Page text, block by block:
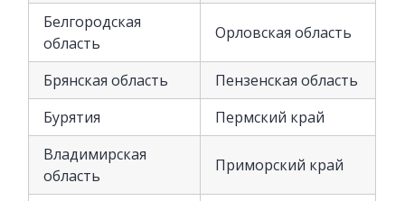
Белгородская
область
Орловская область
Брянская область
Пензенская область
Бурятия
Пермский край
Владимирская
область
Приморский край